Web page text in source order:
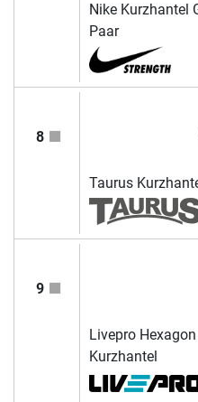
Nike Kurzhantel
Paar
8
Taurus
9
Livepro Hexagon
Kurzhantel